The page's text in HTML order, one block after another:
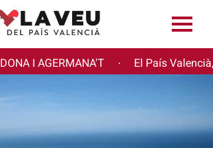
DONA I AGERMANA'T · El País